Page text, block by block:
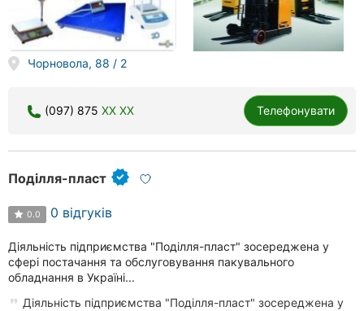
Миколаїв
Херсон
Полтава
Черкаси
Чернівці
Суми
Івано-
Франківськ
Чорновола, 88 / 2
(097) 875 XX XX Телефонувати
Поділля-пласт
0.0 0 відгуків
Діяльність підприємства "Поділля-пласт" зосереджена у
сфері постачання та обслуговування пакувального
обладнання в Україні...
Діяльність підприємства "Поділля-пласт" зосереджена у